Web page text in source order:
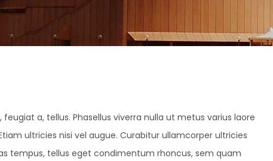
a, tellus. Phasellus viverra nulla ut metus varius laore
ultricies nisi vel augue. Curabitur ullamcorper ultricies
tempus, tellus eget condimentum rhoncus, sem quam